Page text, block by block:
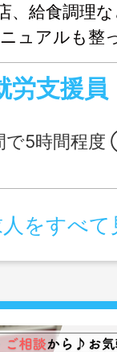
、給食調理
ュアルも整
用者さんと
を通して人
。
労支援員
土日祝] 9:00～
をすべて